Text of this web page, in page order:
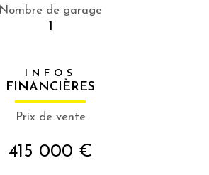
Nombre de garage
1
INFOS
FINANCIÈRES
Prix de vente
415 000 €